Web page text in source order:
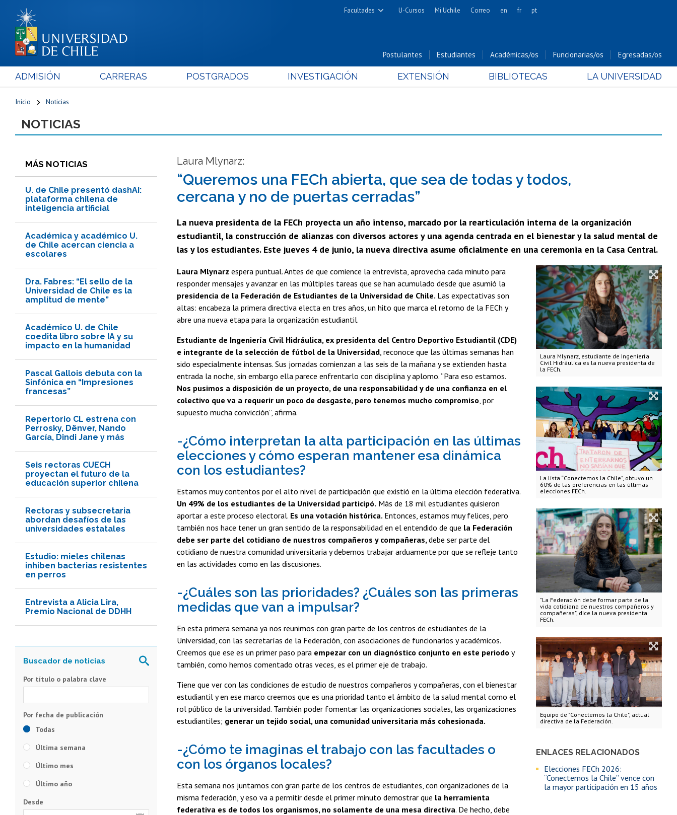
Facultades
Cs. Físicas y Matemáticas
Cs. Forestales y Conservación
Cs. Químicas y Farmacéuticas
Cs. Sociales
Nutrición y Tecnología de
Alimentos
Bachillerato
Hospital Clínico
U-Cursos Mi Uchile Correo en fr pt
Postulantes Estudiantes Académicas/os Funcionarias/os Egresadas/os
ADMISIÓN CARRERAS POSTGRADOS INVESTIGACIÓN EXTENSIÓN BIBLIOTECAS LA UNIVERSIDAD
Inicio Noticias
NOTICIAS
MÁS NOTICIAS
U. de Chile presentó dashAI:
plataforma chilena de
inteligencia artificial
Académica y académico U.
de Chile acercan ciencia a
escolares
Dra. Fabres: “El sello de la
Universidad de Chile es la
amplitud de mente”
Académico U. de Chile
coedita libro sobre IA y su
impacto en la humanidad
Pascal Gallois debuta con la
Sinfónica en “Impresiones
francesas”
Repertorio CL estrena con
Perrosky, Dënver, Nando
García, Dindi Jane y más
Seis rectoras CUECH
proyectan el futuro de la
educación superior chilena
Rectoras y subsecretaria
abordan desafíos de las
universidades estatales
Estudio: mieles chilenas
inhiben bacterias resistentes
en perros
Entrevista a Alicia Lira,
Premio Nacional de DDHH
Laura Mlynarz:
“Queremos una FECh abierta, que sea de todas y todos,
cercana y no de puertas cerradas”
La nueva presidenta de la FECh proyecta un año intenso, marcado por la rearticulación interna de la organización
estudiantil, la construcción de alianzas con diversos actores y una agenda centrada en el bienestar y la salud mental de
las y los estudiantes. Este jueves 4 de junio, la nueva directiva asume oficialmente en una ceremonia en la Casa Central.
Laura Mlynarz, estudiante de Ingeniería
Civil Hidráulica es la nueva presidenta de
la FECh.
La lista “Conectemos la Chile", obtuvo un
60% de las preferencias en las últimas
elecciones FECh.
"La Federación debe formar parte de la
vida cotidiana de nuestros compañeros y
compañeras", dice la nueva presidenta
FECh.
Equipo de "Conectemos la Chile", actual
directiva de la Federación.
ENLACES RELACIONADOS
Elecciones FECh 2026:
“Conectemos la Chile” vence con
la mayor participación en 15 años
Laura Mlynarz espera puntual. Antes de que comience la entrevista, aprovecha cada minuto para
responder mensajes y avanzar en las múltiples tareas que se han acumulado desde que asumió la
presidencia de la Federación de Estudiantes de la Universidad de Chile. Las expectativas son
altas: encabeza la primera directiva electa en tres años, un hito que marca el retorno de la FECh y
abre una nueva etapa para la organización estudiantil.
Estudiante de Ingeniería Civil Hidráulica, ex presidenta del Centro Deportivo Estudiantil (CDE)
e integrante de la selección de fútbol de la Universidad , reconoce que las últimas semanas han
sido especialmente intensas. Sus jornadas comienzan a las seis de la mañana y se extienden hasta
entrada la noche, sin embargo ella parece enfrentarlo con disciplina y aplomo. “Para eso estamos.
Nos pusimos a disposición de un proyecto, de una responsabilidad y de una confianza en el
colectivo que va a requerir un poco de desgaste, pero tenemos mucho compromiso , por
supuesto mucha convicción”, afirma.
-¿Cómo interpretan la alta participación en las últimas
elecciones y cómo esperan mantener esa dinámica
con los estudiantes?
Estamos muy contentos por el alto nivel de participación que existió en la última elección federativa.
Un 49% de los estudiantes de la Universidad participó. Más de 18 mil estudiantes quisieron
aportar a este proceso electoral. Es una votación histórica. Entonces, estamos muy felices, pero
también nos hace tener un gran sentido de la responsabilidad en el entendido de que la Federación
debe ser parte del cotidiano de nuestros compañeros y compañeras, debe ser parte del
cotidiano de nuestra comunidad universitaria y debemos trabajar arduamente por que se refleje tanto
en las actividades como en las discusiones.
-¿Cuáles son las prioridades? ¿Cuáles son las primeras
medidas que van a impulsar?
En esta primera semana ya nos reunimos con gran parte de los centros de estudiantes de la
Universidad, con las secretarías de la Federación, con asociaciones de funcionarios y académicos.
Creemos que ese es un primer paso para empezar con un diagnóstico conjunto en este periodo y
también, como hemos comentado otras veces, es el primer eje de trabajo.
Tiene que ver con las condiciones de estudio de nuestros compañeros y compañeras, con el bienestar
estudiantil y en ese marco creemos que es una prioridad tanto el ámbito de la salud mental como el
rol público de la universidad. También poder fomentar las organizaciones sociales, las organizaciones
estudiantiles; generar un tejido social, una comunidad universitaria más cohesionada.
-¿Cómo te imaginas el trabajo con las facultades o
con los órganos locales?
Esta semana nos juntamos con gran parte de los centros de estudiantes, con organizaciones de la
misma federación, y eso va a permitir desde el primer minuto demostrar que la herramienta
federativa es de todos los organismos, no solamente de una mesa directiva. De hecho, debe
Por título o palabra clave
Todas
Última semana
Último mes
Último año
Desde